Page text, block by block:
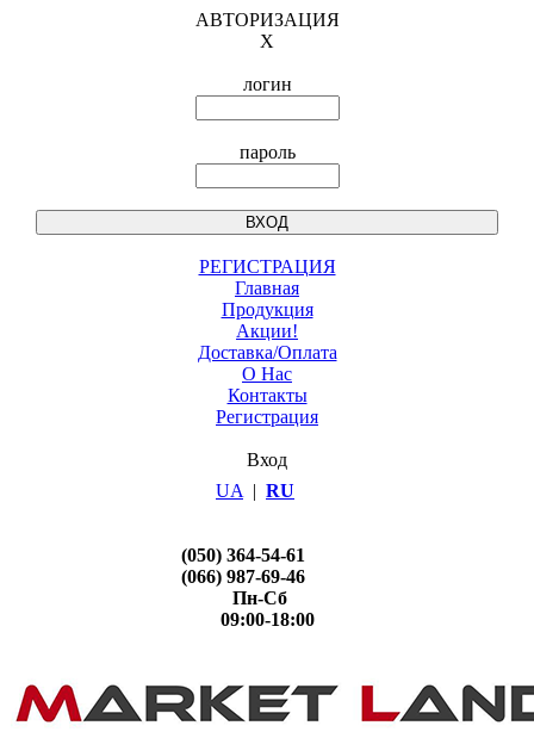
АВТОРИЗАЦИЯ
X
логин
пароль
РЕГИСТРАЦИЯ
Главная
Продукция
Акции!
Доставка/Оплата
О Нас
Контакты
Регистрация
Вход
UA | RU
(050) 364-54-61
(066) 987-69-46
Пн-Сб
09:00-18:00